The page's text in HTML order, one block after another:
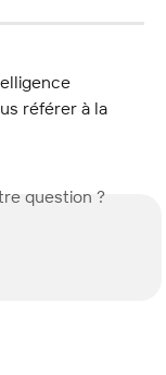
référer à la
question ?